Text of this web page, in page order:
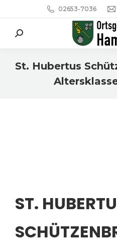
02653-7036
Search:
St. Hubertus
ST.